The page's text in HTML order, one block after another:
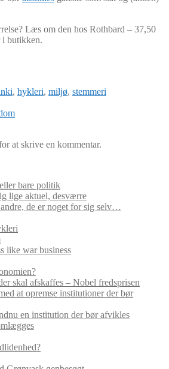
Læs om den hos Rothbard – 37,50
butikken.
, hykleri, miljø, stemmeri
at skrive en kommentar.
bare politik
lige aktuel, desværre
de er noget for sig selv…
like war business
skal afskaffes – Nobel fredsprisen
at opremse institutioner der bør
en institution der bør afvikles